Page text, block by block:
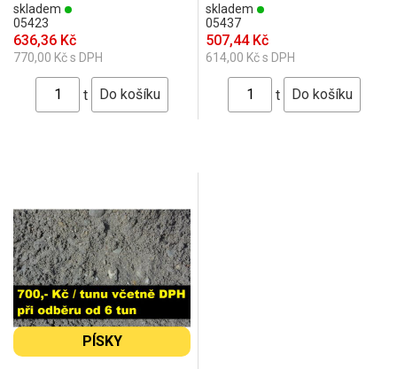
skladem
05423
636,36 Kč
770,00 Kč s DPH
t
skladem
05437
507,44 Kč
614,00 Kč s DPH
t
PÍSKY